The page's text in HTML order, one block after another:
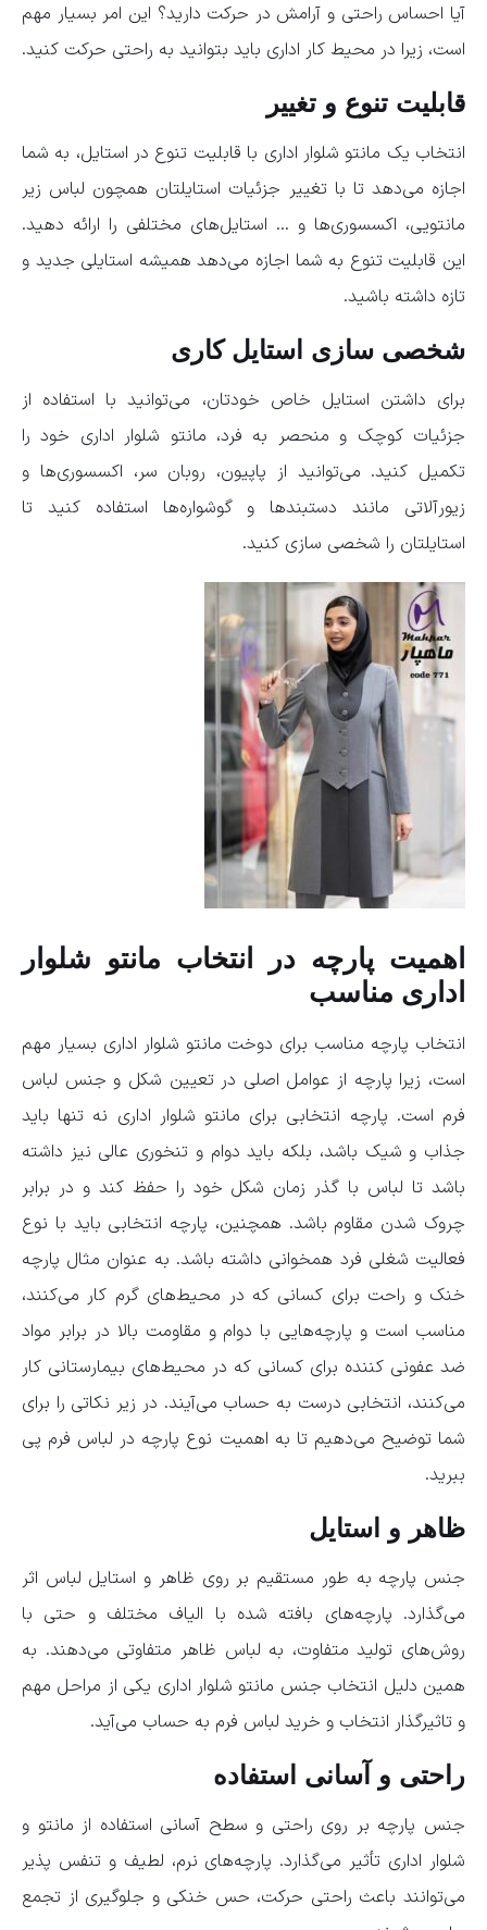
آیا احساس راحتی و آرامش در حرکت دارید؟ این امر بسیار مهم
است، زیرا در محیط کار اداری باید بتوانید به راحتی حرکت کنید.
قابلیت تنوع و تغییر
انتخاب یک مانتو شلوار اداری با قابلیت تنوع در استایل، به شما
اجازه می‌دهد تا با تغییر جزئیات استایلتان همچون لباس زیر
مانتویی، اکسسوری‌ها و … استایل‌های مختلفی را ارائه دهید.
این قابلیت تنوع به شما اجازه می‌دهد همیشه استایلی جدید و
تازه داشته باشید.
شخصی سازی استایل کاری
برای داشتن استایل خاص خودتان، می‌توانید با استفاده از
جزئیات کوچک و منحصر به فرد، مانتو شلوار اداری خود را
تکمیل کنید. می‌توانید از پاپیون، روبان سر، اکسسوری‌ها و
زیورآلاتی مانند دستبندها و گوشواره‌ها استفاده کنید تا
استایلتان را شخصی سازی کنید.
اهمیت پارچه در انتخاب مانتو شلوار
اداری مناسب
انتخاب پارچه مناسب برای دوخت مانتو شلوار اداری بسیار مهم
است، زیرا پارچه از عوامل اصلی در تعیین شکل و جنس لباس
فرم است. پارچه انتخابی برای مانتو شلوار اداری نه تنها باید
جذاب و شیک باشد، بلکه باید دوام و تنخوری عالی نیز داشته
باشد تا لباس با گذر زمان شکل خود را حفظ کند و در برابر
چروک شدن مقاوم باشد. همچنین، پارچه انتخابی باید با نوع
فعالیت شغلی فرد همخوانی داشته باشد. به عنوان مثال پارچه
خنک و راحت برای کسانی که در محیط‌های گرم کار می‌کنند،
مناسب است و پارچه‌هایی با دوام و مقاومت بالا در برابر مواد
ضد عفونی کننده برای کسانی که در محیط‌های بیمارستانی کار
می‌کنند، انتخابی درست به حساب می‌آیند. در زیر نکاتی را برای
شما توضیح می‌دهیم تا به اهمیت نوع پارچه در لباس فرم پی
ببرید.
ظاهر و استایل
جنس پارچه به طور مستقیم بر روی ظاهر و استایل لباس اثر
می‌گذارد. پارچه‌های بافته شده با الیاف مختلف و حتی با
روش‌های تولید متفاوت، به لباس ظاهر متفاوتی می‌دهند. به
همین دلیل انتخاب جنس مانتو شلوار اداری یکی از مراحل مهم
و تاثیرگذار انتخاب و خرید لباس فرم به حساب می‌آید.
راحتی و آسانی استفاده
جنس پارچه بر روی راحتی و سطح آسانی استفاده از مانتو و
شلوار اداری تأثیر می‌گذارد. پارچه‌های نرم، لطیف و تنفس پذیر
می‌توانند باعث راحتی حرکت، حس خنکی و جلوگیری از تجمع